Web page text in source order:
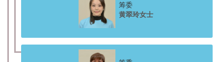
筹委
黄翠玲女士